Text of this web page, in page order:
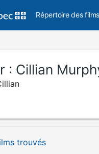
Répertoire des
: Cillian
trouvés